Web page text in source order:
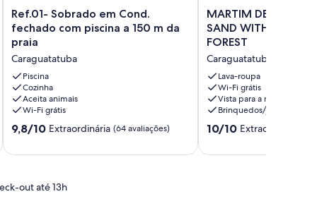
Ref.01-
Sobrado
Cond.
fechado
com
piscina
a
150
m
praia
Ref.01- Sobrado em Cond.
fechado com piscina a 150 m da
praia
Caraguatatuba
Piscina
Cozinha
Aceita animais
Wi-Fi grátis
9.8
10,
avaliações)
9,8/10 Extraordinária (64 avaliações)
MARTIM
DE
SA,
FOOT
IN
THE
SAND
WITH
BALCONY
TO
FOREST
MARTIM DE SA,
SAND WITH
FOREST
Caraguatatuba
Lava-roupa
Wi-Fi grátis
Vista para a montanha
Brinquedos/jogos
10.0
10,
10/10 Extraordinária
out até 13h